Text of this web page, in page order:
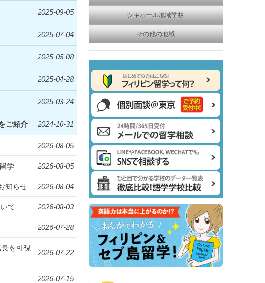
2025-09-05
2025-07-04
2025-05-08
2025-04-28
2025-03-24
ご紹介 2024-10-31
2026-08-05
学 2026-08-05
知らせ 2026-08-04
て 2026-08-03
2026-07-28
を可視
2026-07-22
2026-07-15
シキホール地域学校
その他の地域